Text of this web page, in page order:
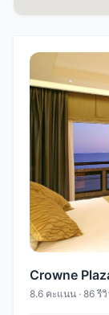
Crowne
8.6 คะแนน · 86 รีวิ